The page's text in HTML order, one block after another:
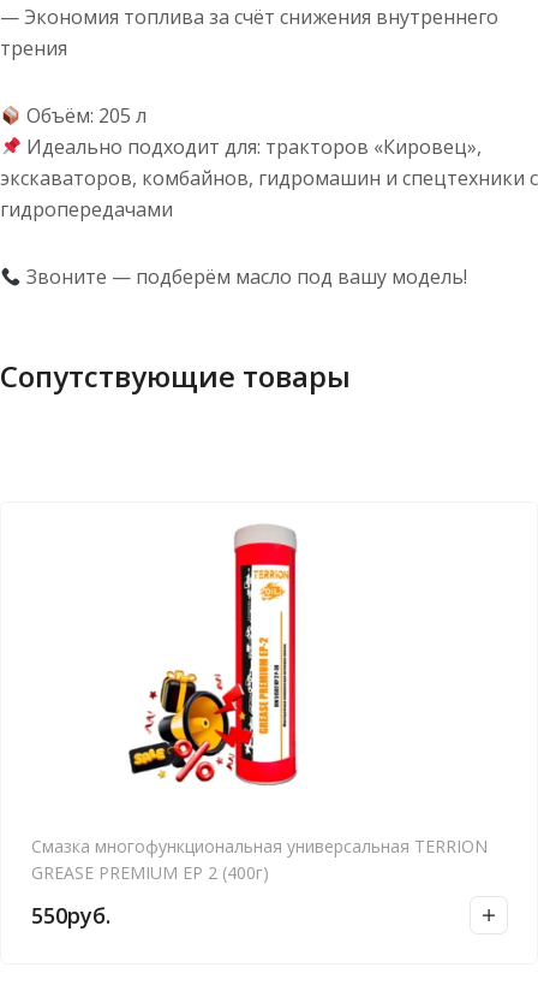
— Экономия топлива за счёт снижения внутреннего
трения
Объём: 205 л
Идеально подходит для: тракторов «Кировец»,
экскаваторов, комбайнов, гидромашин и спецтехники с
гидропередачами
Звоните — подберём масло под вашу модель!
Сопутствующие товары
Смазка многофункциональная универсальная TERRION
GREASE PREMIUM EP 2 (400г)
550руб.